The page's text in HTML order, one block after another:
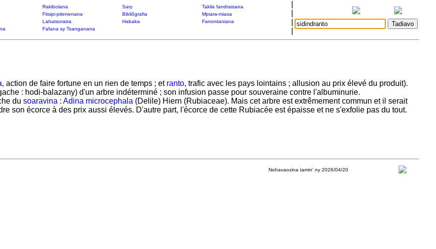
Rakibolana Sary
Takila fandraisana
Fitsipi-pitenenana Bibliôgrafia
Mpiara-miasa
Lahatsoratra Habaka
Fanontaniana
Fafana sy Tsanganana
, action de faire fortune en un rien de temps ; et ranto, trafic avec les pays lointains ; allusion au prix élevé du produit).
: hodi-balazany) d'un arbre indéterminé ; son infusion passe pour souveraine contre l'albuminurie.
du soaravina : Adina microcephala (Delile) Hiern (Rubiaceae). Mais cet arbre est extrêmement commun et il serait
son écorce à des prix aussi élevés. D'autre part, l'écorce de cette Rubiacée est épaisse et ne s'exfolie pas du tout.
Nohavaozina tamin' ny 2026/04/20